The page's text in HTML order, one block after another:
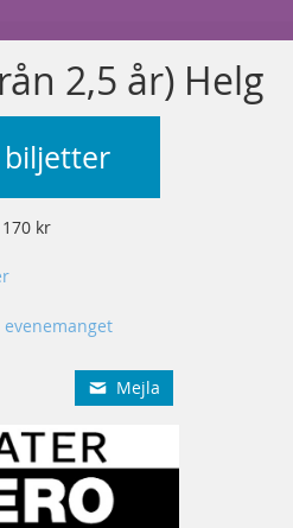
2,5 år) Helg
biljetter
170 kr
Mejla